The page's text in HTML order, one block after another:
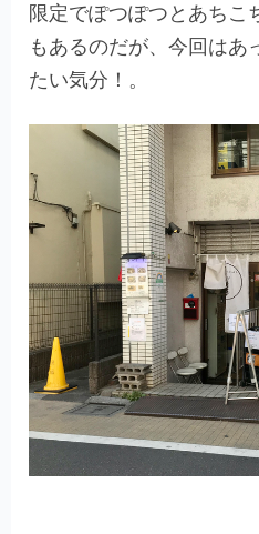
限定でぽつぽつとあちこ
もあるのだが、今回はあ
たい気分！。